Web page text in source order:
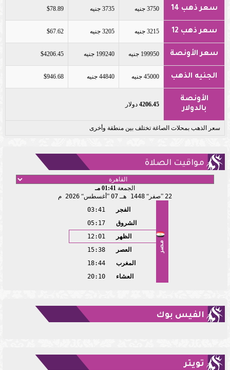
سعر ذهب 14 3750 جنيه 3735 جنيه $78.89
سعر ذهب 12 3215 جنيه 3205 جنيه $67.62
سعر الأونصة 199950 جنيه 199240 جنيه $4206.45
الجنيه الذهب 45000 جنيه 44840 جنيه $946.68
الأونصة
بالدولار
4206.45 دولار
سعر الذهب بمحلات الصاغة تختلف بين منطقة وأخرى
مواقيت الصلاة
الجمعة 01:41 مـ
22 صفر 1448 هـ 07 أغسطس 2026 م
مصر
الفجر
03:41
الشروق
05:17
الظهر
12:01
العصر
15:38
المغرب
18:44
العشاء
20:10
الفيس بوك
تويتر